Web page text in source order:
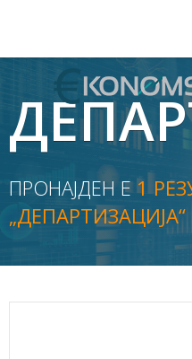
АКТУЕЛНО
ЕКОНОМИЈА
ФИНАНСИИ
БАНКАРСТВО
ЖИВОТ
ПРОНАЈДЕН Е1
„ДЕПАРТИЗАЦИЈА“